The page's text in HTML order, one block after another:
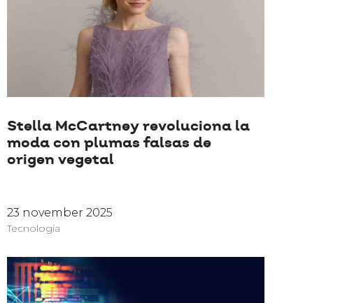
Stella McCartney revoluciona la
moda con plumas falsas de
origen vegetal
23 november 2025
Tecnología